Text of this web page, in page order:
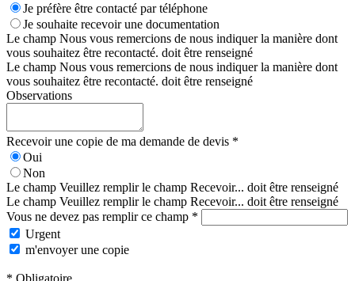
Je préfère être contacté par téléphone
Je souhaite recevoir une documentation
Le champ Nous vous remercions de nous indiquer la manière dont
vous souhaitez être recontacté. doit être renseigné
Le champ Nous vous remercions de nous indiquer la manière dont
vous souhaitez être recontacté. doit être renseigné
Observations
Recevoir une copie de ma demande de devis *
Oui
Non
Le champ Veuillez remplir le champ Recevoir... doit être renseigné
Le champ Veuillez remplir le champ Recevoir... doit être renseigné
Vous ne devez pas remplir ce champ *
Urgent
m'envoyer une copie
* Obligatoire